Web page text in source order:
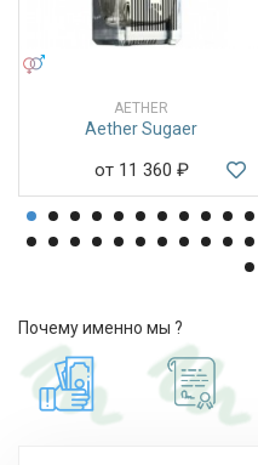
AETHER
Aether Sugaer
от 11 360 ₽
Почему именно мы ?